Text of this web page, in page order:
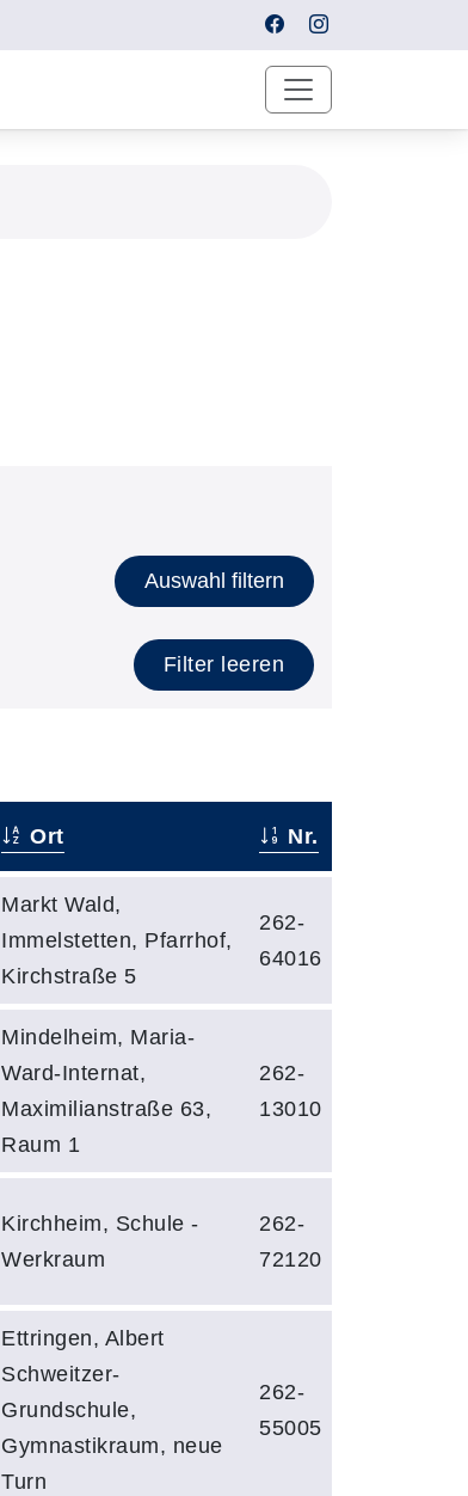
Auswahl filtern
Filter leeren
Ort Nr.
Markt Wald,
Immelstetten, Pfarrhof,
Kirchstraße 5
262-
64016
Mindelheim, Maria-
Ward-Internat,
Maximilianstraße 63,
Raum 1
262-
13010
Kirchheim, Schule -
Werkraum
262-
72120
Ettringen, Albert
Schweitzer-
Grundschule,
Gymnastikraum, neue
Turn
262-
55005